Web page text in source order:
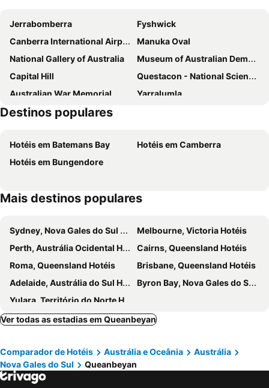
Jerrabomberra
Fyshwick
Canberra International Airport
Manuka Oval
National Gallery of Australia
Museum of Australian Democracy at Old Parliament House
Capital Hill
Questacon - National Science and Technology Centre
Australian War Memorial
Yarralumla
Commonwealth Avenue Canberra
Destinos populares
Hotéis em Batemans Bay
Hotéis em Camberra
Hotéis em Bungendore
Mais destinos populares
Sydney, Nova Gales do Sul Hotéis
Melbourne, Victoria Hotéis
Perth, Austrália Ocidental Hotéis
Cairns, Queensland Hotéis
Roma, Queensland Hotéis
Brisbane, Queensland Hotéis
Adelaide, Austrália do Sul Hotéis
Byron Bay, Nova Gales do Sul Hotéis
Yulara, Território do Norte Hotéis
Ver todas as estadias em Queanbeyan
Comparador de Hotéis Austrália e Oceânia
Austrália
Nova Gales do Sul
Queanbeyan